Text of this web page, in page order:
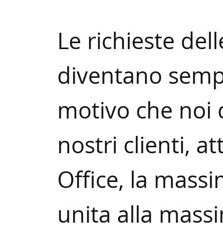
Le richieste
diventano
motivo che noi
nostri clienti,
Office, la
unita alla